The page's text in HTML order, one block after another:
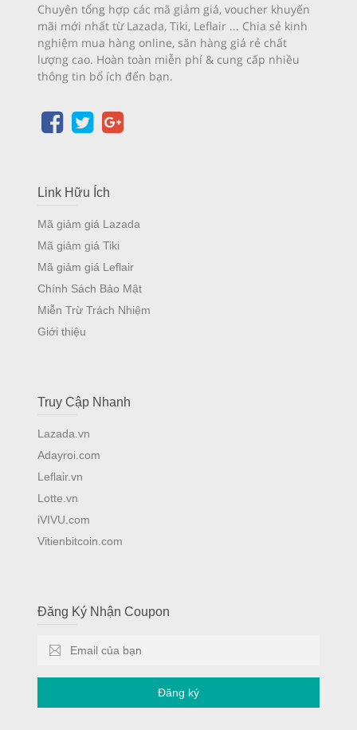
Chuyên tổng hợp các mã giảm giá, voucher khuyến
mãi mới nhất từ Lazada, Tiki, Leflair ... Chia sẻ kinh
nghiệm mua hàng online, săn hàng giá rẻ chất
lượng cao. Hoàn toàn miễn phí & cung cấp nhiều
thông tin bổ ích đến bạn.
Link Hữu Ích
Mã giảm giá Lazada
Mã giảm giá Tiki
Mã giảm giá Leflair
Chính Sách Bảo Mật
Miễn Trừ Trách Nhiệm
Giới thiệu
Truy Cập Nhanh
Lazada.vn
Adayroi.com
Leflair.vn
Lotte.vn
iVIVU.com
Vitienbitcoin.com
Đăng Ký Nhận Coupon
Đăng ký